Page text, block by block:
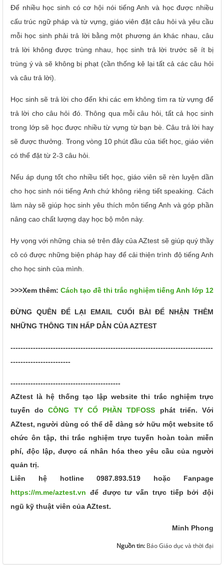
Để nhiều học sinh có cơ hội nói tiếng Anh và học được nhiều
cấu trúc ngữ pháp và từ vựng, giáo viên đặt câu hỏi và yêu cầu
mỗi học sinh phải trả lời bằng một phương án khác nhau, câu
trả lời không được trùng nhau, học sinh trả lời trước sẽ ít bị
trùng ý và sẽ không bị phạt (cần thống kê lại tất cả các câu hỏi
và câu trả lời).
Học sinh sẽ trả lời cho đến khi các em không tìm ra từ vựng để
trả lời cho câu hỏi đó. Thông qua mỗi câu hỏi, tất cả học sinh
trong lớp sẽ học được nhiều từ vựng từ bạn bè. Câu trả lời hay
sẽ được thưởng. Trong vòng 10 phút đầu của tiết học, giáo viên
có thể đặt từ 2-3 câu hỏi.
Nếu áp dụng tốt cho nhiều tiết học, giáo viên sẽ rèn luyện dần
cho học sinh nói tiếng Anh chứ không riêng tiết speaking. Cách
làm này sẽ giúp học sinh yêu thích môn tiếng Anh và góp phần
nâng cao chất lượng dạy học bộ môn này.
Hy vọng với những chia sẻ trên đây của AZtest sẽ giúp quý thầy
cô có được những biện pháp hay để cải thiện trình độ tiếng Anh
cho học sinh của mình.
>>>Xem thêm: Cách tạo đề thi trắc nghiệm tiếng Anh lớp 12
ĐỪNG QUÊN ĐỂ LẠI EMAIL CUỐI BÀI ĐỂ NHẬN THÊM
NHỮNG THÔNG TIN HẤP DẪN CỦA AZTEST
---------------------------------------------------------------------------------
------------------------
--------------------------------------------
AZtest là hệ thống tạo lập website thi trắc nghiệm trực
tuyến do
CÔNG TY CỔ PHẦN TDFOSS phát triển. Với
AZtest, người dùng có thể dễ dàng sở hữu một website tổ
chức ôn tập, thi trắc nghiệm trực tuyến hoàn toàn miễn
phí, độc lập, được cá nhân hóa theo yêu cầu của người
quản trị.
Liên hệ hotline0987.893.519 hoặc Fanpage
https://m.me/aztest.vn để được tư vấn trực tiếp bởi đội
ngũ kỹ thuật viên của AZtest.
Minh Phong
Nguồn tin: Báo Giáo dục và thời đại